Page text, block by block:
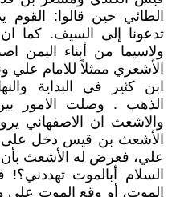
الطائي حين قالوا‏:‏ القوم
تدعونا إلى السيف. كما
ولاسيما من أبناء اليمن
الأشعري ممثلاً للامام علي
ابن كثير في البداية
الذهب . وصلت الامور
والاشعث ان الاصفهاني
الأشعث بن قيس دخل على
علي، فعرض له الأشعث بأن
السلام أبالموت
الموت، أو وقع الموت علي